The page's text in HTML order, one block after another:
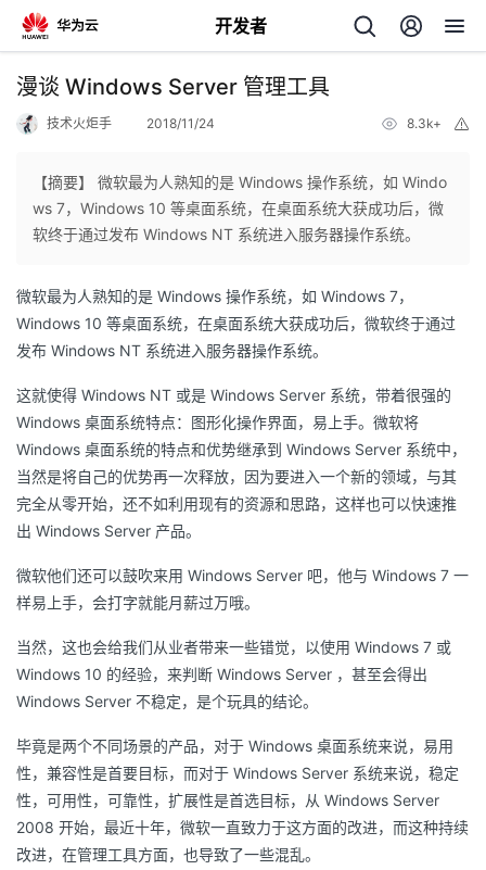
开发者
返
人
页
我
的
开
发
者
我
博
的
坛
我
圈
子
的
直
我
的
我
漫谈 Windows Server 管理工具
技术火炬手 2018/11/24 8.3k+
【摘要】 微软最为人熟知的是 Windows 操作系统，如 Windo
ws 7，Windows 10 等桌面系统，在桌面系统大获成功后，微
软终于通过发布 Windows NT 系统进入服务器操作系统。
微软最为人熟知的是 Windows 操作系统，如 Windows 7，
Windows 10 等桌面系统，在桌面系统大获成功后，微软终于通过
发布 Windows NT 系统进入服务器操作系统。
这就使得 Windows NT 或是 Windows Server 系统，带着很强的
Windows 桌面系统特点：图形化操作界面，易上手。微软将
Windows 桌面系统的特点和优势继承到 Windows Server 系统中，
当然是将自己的优势再一次释放，因为要进入一个新的领域，与其
完全从零开始，还不如利用现有的资源和思路，这样也可以快速推
出 Windows Server 产品。
微软他们还可以鼓吹来用 Windows Server 吧，他与 Windows 7 一
样易上手，会打字就能月薪过万哦。
当然，这也会给我们从业者带来一些错觉，以使用 Windows 7 或
Windows 10 的经验，来判断 Windows Server ，甚至会得出
Windows Server 不稳定，是个玩具的结论。
毕竟是两个不同场景的产品，对于 Windows 桌面系统来说，易用
性，兼容性是首要目标，而对于 Windows Server 系统来说，稳定
性，可用性，可靠性，扩展性是首选目标，从 Windows Server
2008 开始，最近十年，微软一直致力于这方面的改进，而这种持续
改进，在管理工具方面，也导致了一些混乱。